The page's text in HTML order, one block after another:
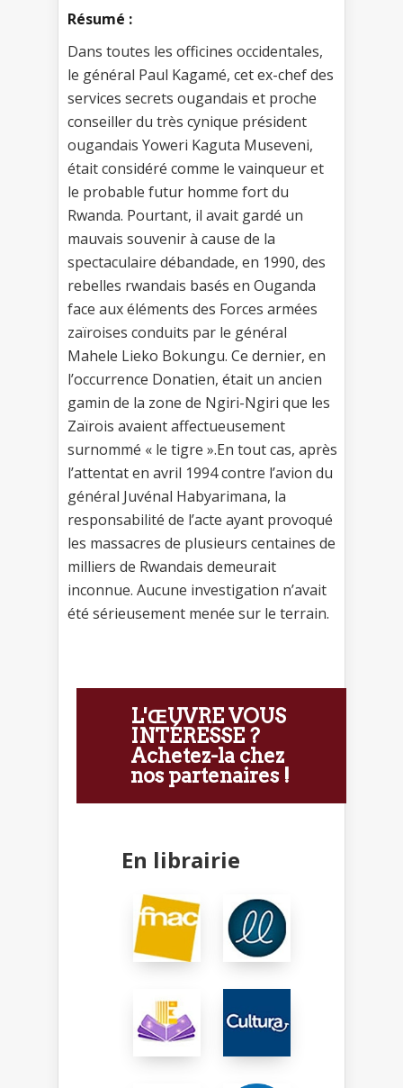
Résumé :
Dans toutes les officines occidentales,
le général Paul Kagamé, cet ex-chef des
services secrets ougandais et proche
conseiller du très cynique président
ougandais Yoweri Kaguta Museveni,
était considéré comme le vainqueur et
le probable futur homme fort du
Rwanda. Pourtant, il avait gardé un
mauvais souvenir à cause de la
spectaculaire débandade, en 1990, des
rebelles rwandais basés en Ouganda
face aux éléments des Forces armées
zaïroises conduits par le général
Mahele Lieko Bokungu. Ce dernier, en
l’occurrence Donatien, était un ancien
gamin de la zone de Ngiri-Ngiri que les
Zaïrois avaient affectueusement
surnommé « le tigre ».En tout cas, après
l’attentat en avril 1994 contre l’avion du
général Juvénal Habyarimana, la
responsabilité de l’acte ayant provoqué
les massacres de plusieurs centaines de
milliers de Rwandais demeurait
inconnue. Aucune investigation n’avait
été sérieusement menée sur le terrain.
L'ŒUVRE VOUS
INTÉRESSE ?
Achetez-la chez
nos partenaires !
En librairie